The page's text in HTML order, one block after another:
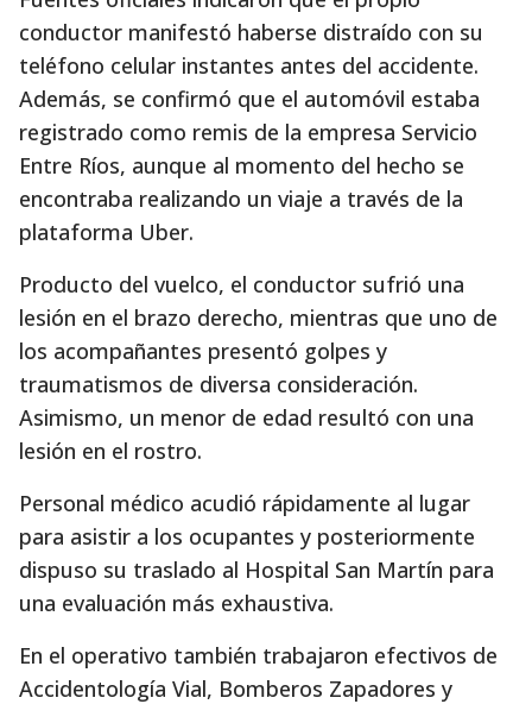
conductor manifestó haberse distraído con su
teléfono celular instantes antes del accidente.
Además, se confirmó que el automóvil estaba
registrado como remis de la empresa Servicio
Entre Ríos, aunque al momento del hecho se
encontraba realizando un viaje a través de la
plataforma Uber.
Producto del vuelco, el conductor sufrió una
lesión en el brazo derecho, mientras que uno de
los acompañantes presentó golpes y
traumatismos de diversa consideración.
Asimismo, un menor de edad resultó con una
lesión en el rostro.
Personal médico acudió rápidamente al lugar
para asistir a los ocupantes y posteriormente
dispuso su traslado al Hospital San Martín para
una evaluación más exhaustiva.
En el operativo también trabajaron efectivos de
Accidentología Vial, Bomberos Zapadores y